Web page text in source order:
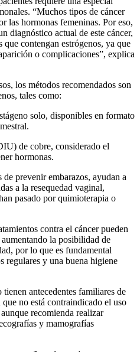
“Muchos tipos de cáncer
las hormonas femeninas. Por eso,
diagnóstico actual de este cáncer,
contengan estrógenos, ya que
o complicaciones”, explica
los métodos recomendados son
tales como:
solo, disponibles en formato
de cobre, considerado el
hormonas.
de prevenir embarazos, ayudan a
a la resequedad vaginal,
pasado por quimioterapia o
contra el cáncer pueden
la posibilidad de
por lo que es fundamental
regulares y una buena higiene
antecedentes familiares de
no está contraindicado el uso
recomienda realizar
y mamografías